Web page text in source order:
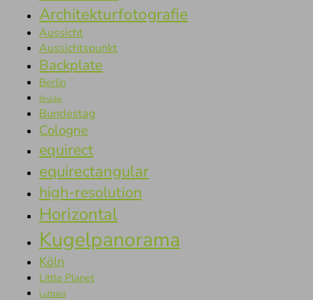
Architekturfotografie
Aussicht
Aussichtspunkt
Backplate
Berlin
Brücke
Bundestag
Cologne
equirect
equirectangular
high-resolution
Horizontal
Kugelpanorama
Köln
Little Planet
Luftbild